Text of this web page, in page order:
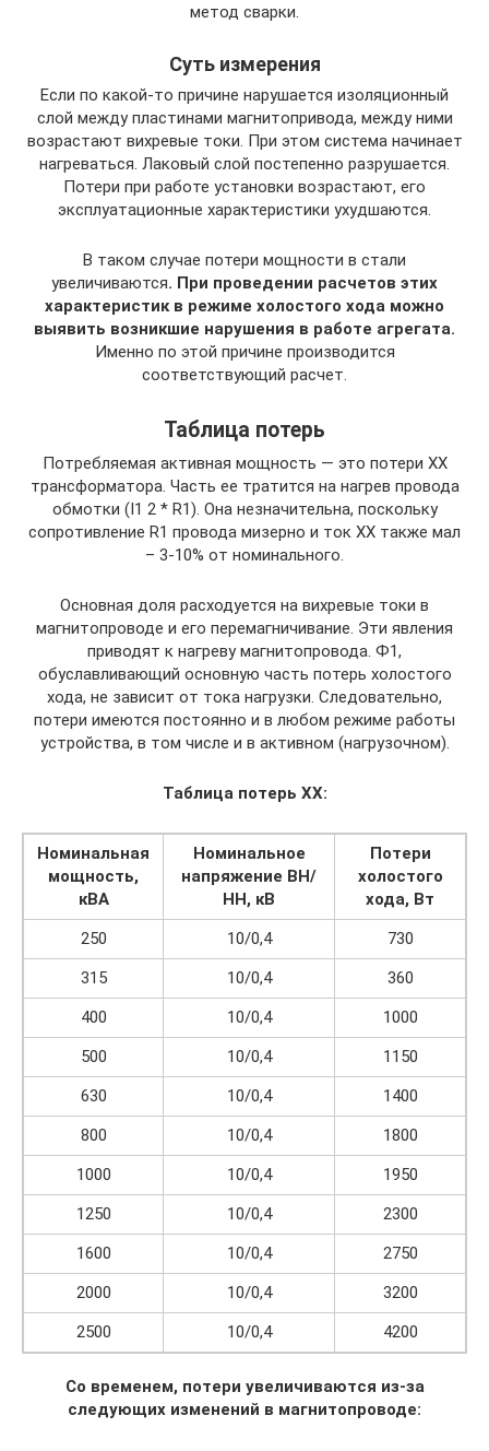
метод сварки.
Суть измерения
Если по какой-то причине нарушается изоляционный
слой между пластинами магнитопривода, между ними
возрастают вихревые токи. При этом система начинает
нагреваться. Лаковый слой постепенно разрушается.
Потери при работе установки возрастают, его
эксплуатационные характеристики ухудшаются.
В таком случае потери мощности в стали
увеличиваются. При проведении расчетов этих
характеристик в режиме холостого хода можно
выявить возникшие нарушения в работе агрегата.
Именно по этой причине производится
соответствующий расчет.
Таблица потерь
Потребляемая активная мощность — это потери ХХ
трансформатора. Часть ее тратится на нагрев провода
обмотки (I1 2 * R1). Она незначительна, поскольку
сопротивление R1 провода мизерно и ток ХХ также мал
– 3-10% от номинального.
Основная доля расходуется на вихревые токи в
магнитопроводе и его перемагничивание. Эти явления
приводят к нагреву магнитопровода. Ф1,
обуславливающий основную часть потерь холостого
хода, не зависит от тока нагрузки. Следовательно,
потери имеются постоянно и в любом режиме работы
устройства, в том числе и в активном (нагрузочном).
Таблица потерь ХХ:
Номинальная
мощность,
кВА
Номинальное
напряжение ВН/
НН, кВ
Потери
холостого
хода, Вт
250
10/0,4
730
315
10/0,4
360
400
10/0,4
1000
500
10/0,4
1150
630
10/0,4
1400
800
10/0,4
1800
1000
10/0,4
1950
1250
10/0,4
2300
1600
10/0,4
2750
2000
10/0,4
3200
2500
10/0,4 4200
Со временем, потери увеличиваются из-за
следующих изменений в магнитопроводе: